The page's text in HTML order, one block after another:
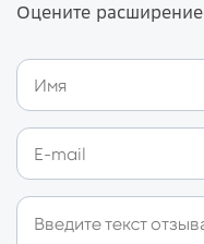
Оцените расширение